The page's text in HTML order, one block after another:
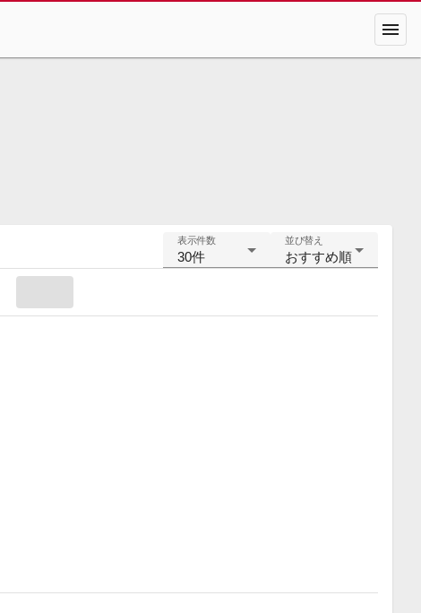
menu
表示件数
30件
並び替え
おすすめ順